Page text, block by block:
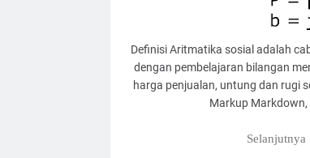
Definisi Aritmatika sosial adalah
dengan pembelajaran bilangan
harga penjualan, untung dan rugi
Markup Markdown,
Selanjutnya